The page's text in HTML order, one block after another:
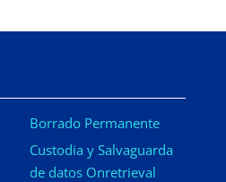
Borrado Permanente
Custodia y Salvaguarda
de datos Onretrieval